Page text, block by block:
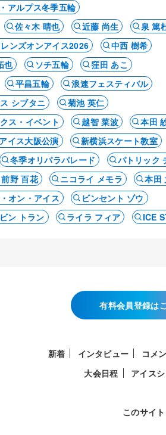
アルプス冬季五輪
佐々木 晴也 近藤 尚生
泉 篤
ンズオンアイス2026
中西 樹希
也 ソチ五輪
窪田 あこ
平昌五輪
浪速フェスティバル
シブタニ
菊池 英仁
ス・イベント 越智 菜波
本田
イス大阪公演
新横浜スケート教室
冬季オリパラパレード
パトリック
前野 百花 ニコライ メモラ
本田
オン・アイス
ビンセント ゾウ
ン トラン ライラ フィア ICE
有料会員登録は
新着 インタビュー コメ
大会日程
アイス
このサイ